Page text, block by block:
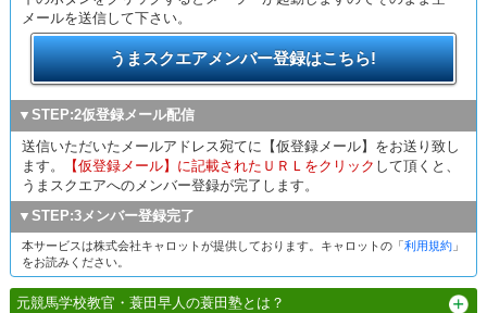
メールを送信して下さい。
うまスクエアメンバー登録はこちら!
▼STEP:2仮登録メール配信
送信いただいたメールアドレス宛てに【仮登録メール】をお送り致し
ます。
【仮登録メール】に記載されたＵＲＬをクリック して頂くと、
うまスクエアへのメンバー登録が完了します。
▼STEP:3メンバー登録完了
本サービスは株式会社キャロットが提供しております。キャロットの「利用規約」
をお読みください。
元競馬学校教官・蓑田早人の蓑田塾とは？